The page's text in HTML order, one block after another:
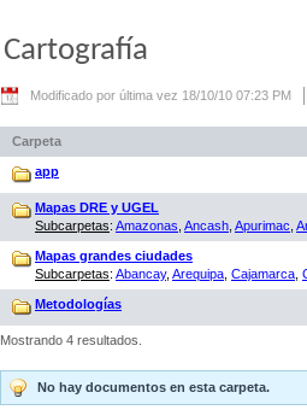
Cartografía
Modificado por última vez 18/10/10 07:23 PM
Carpeta
app
Mapas DRE y UGEL
Subcarpetas: Amazonas Ancash Apurimac
Mapas grandes ciudades
Subcarpetas: Abancay, Arequipa Cajamarca
Metodologías
Mostrando 4 resultados.
No hay documentos en esta carpeta.